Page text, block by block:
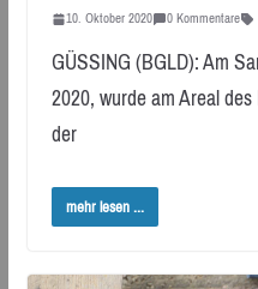
10. Oktober 2020 0 Kommentare
GÜSSING (BGLD): Am
2020, wurde am Areal
der
mehr lesen ...